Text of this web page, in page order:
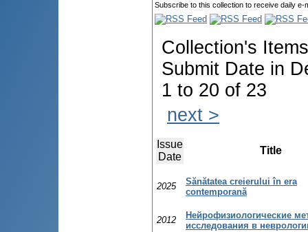
Subscribe to this collection to receive daily
Collection's
Submit Date in
1 to 20 of 23
next >
Issue
Date
Title
2025
Sănătatea creierului în era
contemporană
2012
Нейрофизиологические
исследования в